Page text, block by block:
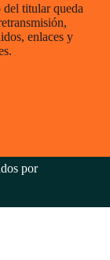
titular queda
enlaces y
por